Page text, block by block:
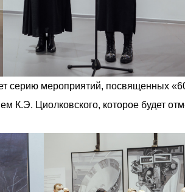
серию мероприятий, посвященных
К.Э. Циолковского, которое будет